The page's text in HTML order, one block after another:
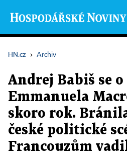
HN.cz › Archiv
Andrej Babiš se
Emmanuela
skoro rok.
české politické
Francouzům